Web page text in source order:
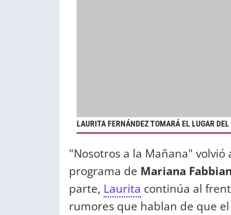
LAURITA FERNÁNDEZ TOMARÁ EL LUGAR
"Nosotros a la Mañana"
programa de Mariana
parte, Laurita continúa al
rumores que hablan de que